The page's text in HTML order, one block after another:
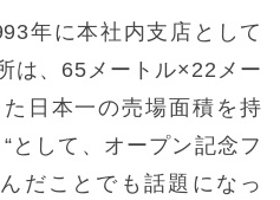
年に本社内支店として
は、65メートル×22メー
日本一の売場面積を持
として、オープン記念フ
だことでも話題になっ